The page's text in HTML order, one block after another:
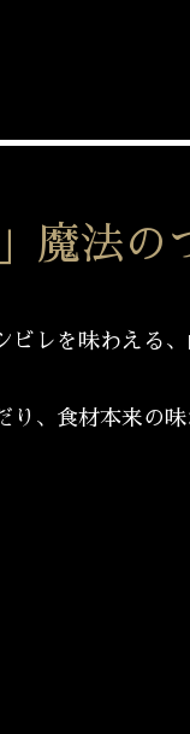
魔法の
ビレを味わえる
、食材本来の味